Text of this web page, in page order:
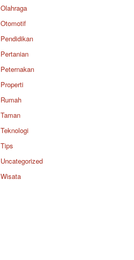
Olahraga
Otomotif
Pendidikan
Pertanian
Peternakan
Properti
Rumah
Taman
Teknologi
Tips
Uncategorized
Wisata